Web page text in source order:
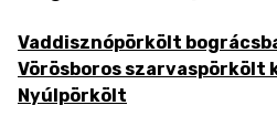
Vaddisznópörkölt
Vörösboros szarvaspörkölt
Nyúlpörkölt